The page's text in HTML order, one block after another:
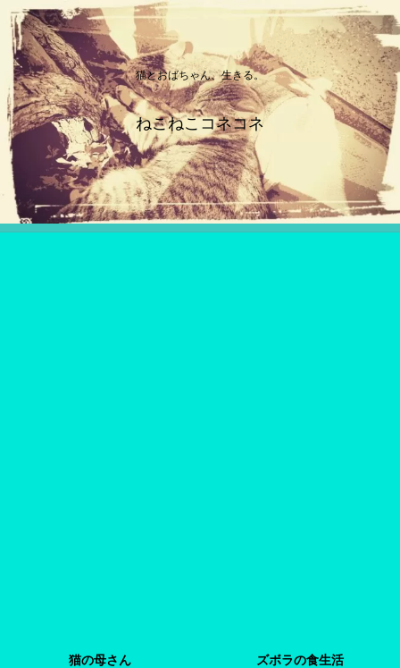
猫とおばちゃん、生きる。
ねこねこコネコネ
猫の母さん ズボラの食生活